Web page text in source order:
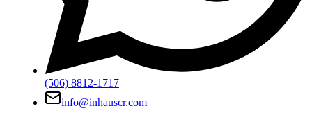
(506) 8812-1717
info@inhauscr.com